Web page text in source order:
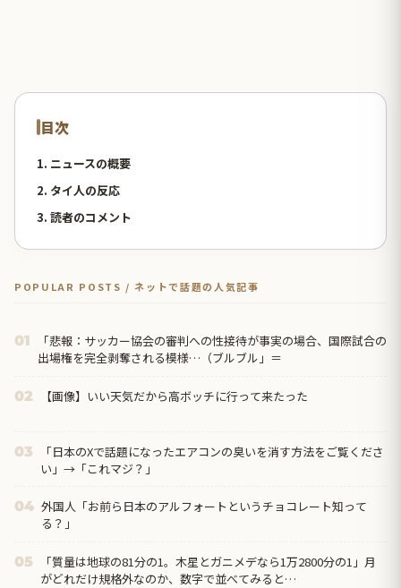
目次
1. ニュースの概要
2. タイ人の反応
3. 読者のコメント
POPULAR POSTS / ネットで話題の人気記事
01
「悲報：サッカー協会の審判への性接待が事実の場合、国際試合の
出場権を完全剥奪される模様…（ブルブル」＝
02 【画像】いい天気だから高ボッチに行って来たった
03
「日本のXで話題になったエアコンの臭いを消す方法をご覧くださ
い」→「これマジ？」
04 外国人「お前ら日本のアルフォートというチョコレート知って
る？」
05
「質量は地球の81分の1。木星とガニメデなら1万2800分の1」月
がどれだけ規格外なのか、数字で並べてみると…